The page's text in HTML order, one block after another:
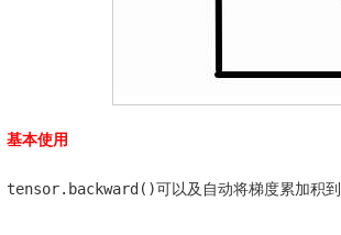
基本使用
tensor.backward()可以及自动将梯度累加积到